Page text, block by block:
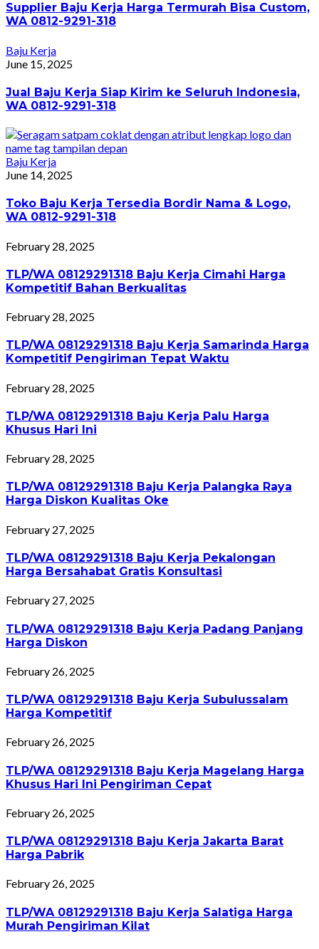
Supplier Baju Kerja Harga Termurah Bisa Custom,
WA 0812-9291-318
Baju Kerja
June 15, 2025
Jual Baju Kerja Siap Kirim ke Seluruh Indonesia,
WA 0812-9291-318
Baju Kerja
June 14, 2025
Toko Baju Kerja Tersedia Bordir Nama & Logo,
WA 0812-9291-318
February 28, 2025
TLP/WA 08129291318 Baju Kerja Cimahi Harga
Kompetitif Bahan Berkualitas
February 28, 2025
TLP/WA 08129291318 Baju Kerja Samarinda Harga
Kompetitif Pengiriman Tepat Waktu
February 28, 2025
TLP/WA 08129291318 Baju Kerja Palu Harga
Khusus Hari Ini
February 28, 2025
TLP/WA 08129291318 Baju Kerja Palangka Raya
Harga Diskon Kualitas Oke
February 27, 2025
TLP/WA 08129291318 Baju Kerja Pekalongan
Harga Bersahabat Gratis Konsultasi
February 27, 2025
TLP/WA 08129291318 Baju Kerja Padang Panjang
Harga Diskon
February 26, 2025
TLP/WA 08129291318 Baju Kerja Subulussalam
Harga Kompetitif
February 26, 2025
TLP/WA 08129291318 Baju Kerja Magelang Harga
Khusus Hari Ini Pengiriman Cepat
February 26, 2025
TLP/WA 08129291318 Baju Kerja Jakarta Barat
Harga Pabrik
February 26, 2025
TLP/WA 08129291318 Baju Kerja Salatiga Harga
Murah Pengiriman Kilat